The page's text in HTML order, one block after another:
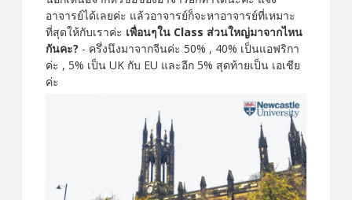
อาจารย์ได้เลยค่ะ แล้วอาจารย์ก็จะหาอาจารย์ที่เหมาะ
ที่สุดให้กับเราค่ะ เพื่อนๆใน Class ส่วนใหญ่มาจากไหน
กันคะ? - ครึ่งนึงมาจากจีนค่ะ 50% , 40% เป็นแอฟริกา
ค่ะ , 5% เป็น UK กับ EU และอีก 5% สุดท้ายเป็น เอเชีย
ค่ะ